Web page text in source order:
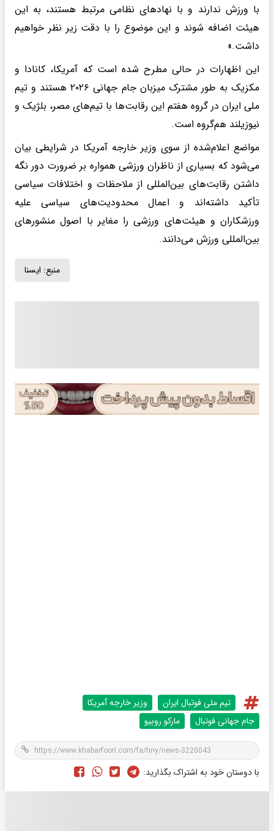
با ورزش ندارند و با نهادهای نظامی مرتبط هستند، به این
هیئت اضافه شوند و این موضوع را با دقت زیر نظر خواهیم
داشت.»
این اظهارات در حالی مطرح شده است که آمریکا، کانادا و
مکزیک به طور مشترک میزبان جام جهانی ۲۰۲۶ هستند و تیم
ملی ایران در گروه هفتم این رقابت‌ها با تیم‌های مصر، بلژیک و
نیوزیلند هم‌گروه است.
مواضع اعلام‌شده از سوی وزیر خارجه آمریکا در شرایطی بیان
می‌شود که بسیاری از ناظران ورزشی همواره بر ضرورت دور نگه
داشتن رقابت‌های بین‌المللی از ملاحظات و اختلافات سیاسی
تأکید داشته‌اند و اعمال محدودیت‌های سیاسی علیه
ورزشکاران و هیئت‌های ورزشی را مغایر با اصول منشورهای
بین‌المللی ورزش می‌دانند.
منبع: ايسنا
تیم ملی فوتبال ایران
وزیر خارجه آمریکا
جام جهانی فوتبال
مارکو روبیو
با دوستان خود به اشتراک بگذارید: